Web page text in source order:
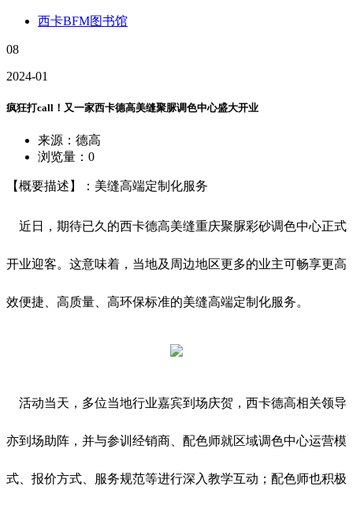
西卡BFM图书馆
08
2024-01
疯狂打call！又一家西卡德高美缝聚脲调色中心盛大开业
来源：德高
浏览量： 0
【概要描述】：美缝高端定制化服务
近日，期待已久的西卡德高美缝重庆聚脲彩砂调色中心正式
开业迎客。这意味着，当地及周边地区更多的业主可畅享更高
效便捷、高质量、高环保标准的美缝高端定制化服务。
活动当天，多位当地行业嘉宾到场庆贺，西卡德高相关领导
亦到场助阵，并与参训经销商、配色师就区域调色中心运营模
式、报价方式、服务规范等进行深入教学互动；配色师也积极